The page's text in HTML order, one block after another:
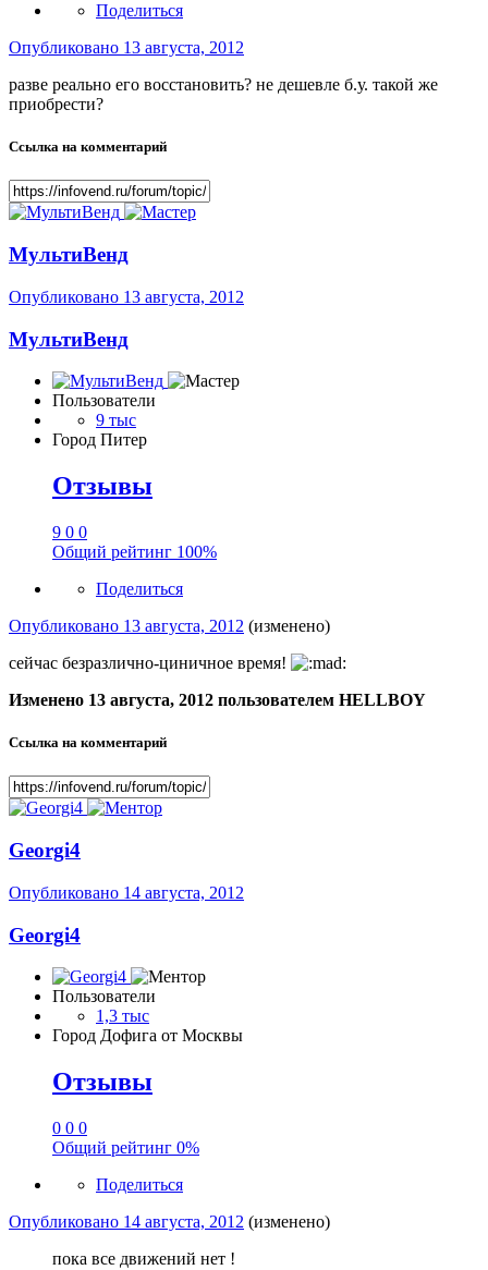
Поделиться
Опубликовано 13 августа, 2012
разве реально его восстановить? не дешевле б.у. такой же
приобрести?
Ссылка на комментарий
МультиВенд
Опубликовано 13 августа, 2012
МультиВенд
Пользователи
9 тыс
Город Питер
Отзывы
9 0 0
Общий рейтинг 100%
Поделиться
Опубликовано 13 августа, 2012 (изменено)
сейчас безразлично-циничное время!
Изменено 13 августа, 2012 пользователем HELLBOY
Ссылка на комментарий
Georgi4
Опубликовано 14 августа, 2012
Georgi4
Пользователи
1,3 тыс
Город Дофига от Москвы
Отзывы
0 0 0
Общий рейтинг 0%
Поделиться
Опубликовано 14 августа, 2012 (изменено)
пока все движений нет !